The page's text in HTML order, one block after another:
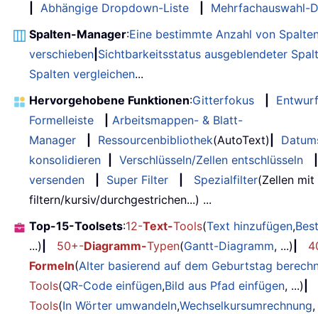
Abhängige Dropdown-Liste
Mehrfachauswahl-
Spalten-Manager:Eine bestimmte Anzahl von
verschieben Sichtbarkeitsstatus ausgeblendeter
Spalten vergleichen...
Hervorgehobene Funktionen:Gitterfokus
Entwurf
Formelleiste
Arbeitsmappen- & Blatt-
Manager
Ressourcenbibliothek(AutoText)
konsolidieren
Verschlüsseln/Zellen entschlüsseln
versenden
Super Filter Spezialfilter(Zellen
filtern/kursiv/durchgestrichen...) ...
Top-15-Toolsets:12-Text-Tools(Text hinzufügen,
...)
50+-Diagramm-Typen(Gantt-Diagramm, ...)
Formeln(Alter basierend auf dem Geburtstag
Tools(QR-Code einfügen,Bild aus Pfad einfügen, ...)
Tools(In Wörter umwandeln,Wechselkursumrechnung